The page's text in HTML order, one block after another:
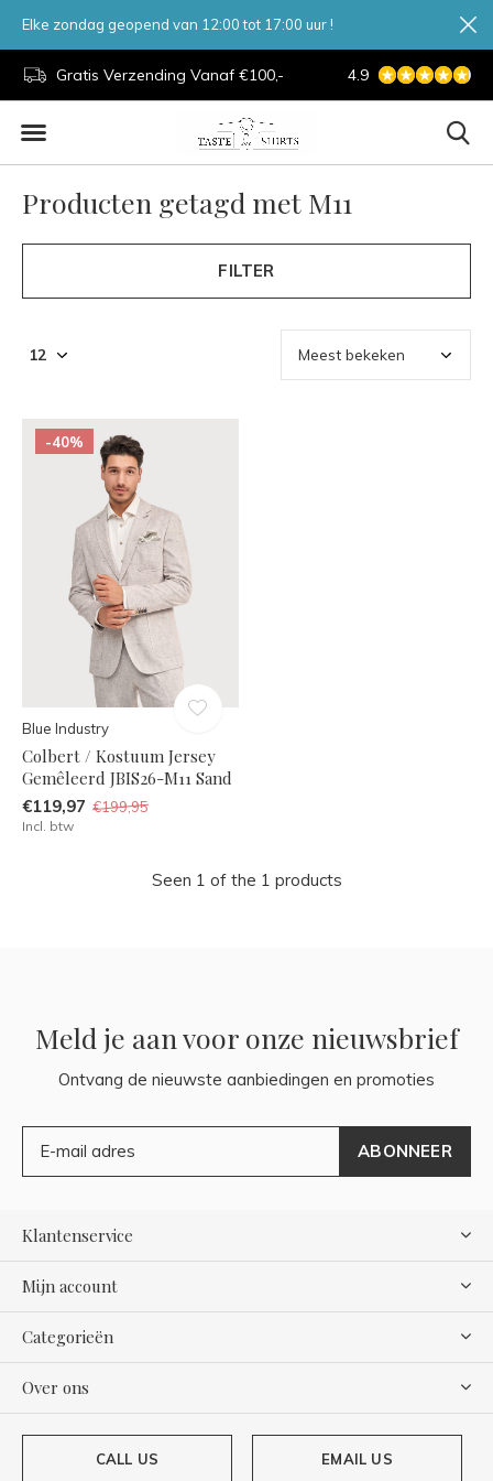
Gratis Verzending Vanaf €100,- 7 Dagen Per
4.9
Elke zondag geopend van 12:00 tot 17:00 uur !
Producten getagd met M11
FILTER
-40%
Blue Industry
Colbert / Kostuum Jersey
Gemêleerd JBIS26-M11 Sand
€119,97 €199,95
Incl. btw
Seen 1 of the 1 products
Meld je aan voor onze nieuwsbrief
Ontvang de nieuwste aanbiedingen en promoties
ABONNEER
Klantenservice
Mijn account
Categorieën
Over ons
CALL US EMAIL US